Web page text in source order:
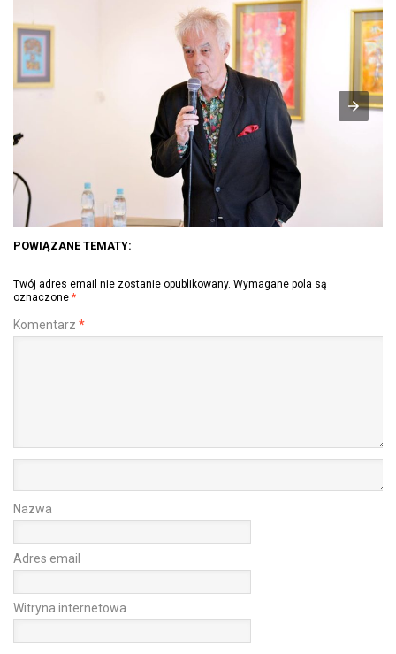
POWIĄZANE TEMATY:
Twój adres email nie zostanie opublikowany. Wymagane pola są
oznaczone *
Komentarz *
Nazwa
Adres email
Witryna internetowa